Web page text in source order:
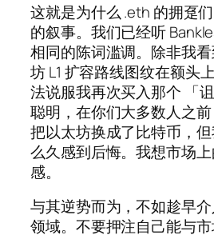
这就是为什么 .eth 的拥趸
的叙事。我们已经听
相同的陈词滥调。除非我
坊 L1 扩容路线图纹在额头
法说服我再次买入那个 「
聪明，在你们大多数人之
把以太坊换成了比特币，
么久感到后悔。我想市场
感。
与其逆势而为，不如趁早
领域。不要押注自己能与